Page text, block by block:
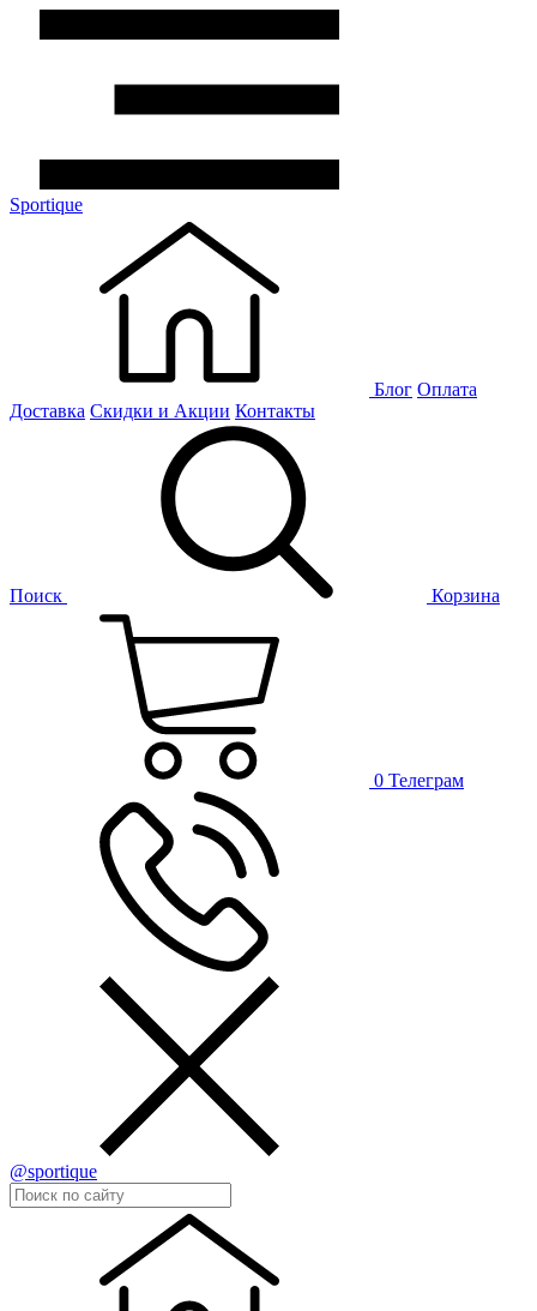
Sportique
Блог Оплата
Доставка Скидки и Акции Контакты
Поиск Корзина
0 Телеграм
@sportique